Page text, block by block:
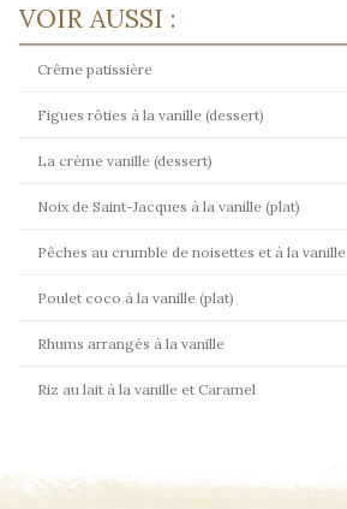
VOIR AUSSI :
Crême patissière
Figues rôties à la vanille (dessert)
La crème vanille (dessert)
Noix de Saint-Jacques à la vanille (plat)
Pêches au crumble de noisettes et à la vanille
Poulet coco à la vanille (plat)
Rhums arrangés à la vanille
Riz au lait à la vanille et Caramel